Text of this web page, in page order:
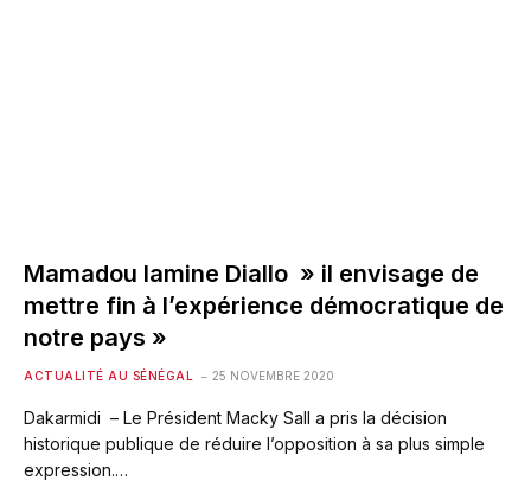
Mamadou lamine Diallo » il envisage de
mettre fin à l’expérience démocratique de
notre pays »
ACTUALITÉ AU SÉNÉGAL 25 NOVEMBRE 2020
Dakarmidi – Le Président Macky Sall a pris la décision
historique publique de réduire l’opposition à sa plus simple
expression.…